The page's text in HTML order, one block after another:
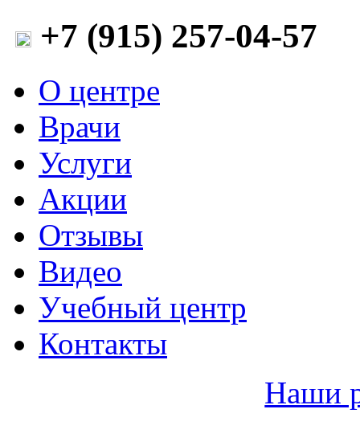
+7 (915) 257-04-57
О центре
Врачи
Услуги
Акции
Отзывы
Видео
Учебный центр
Контакты
Наши